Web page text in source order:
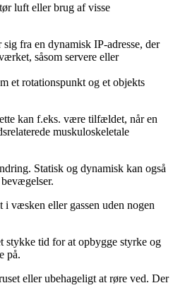
luft eller brug af visse
fra en dynamisk IP-adresse, der
såsom servere eller
et rotationspunkt og et objekts
kan f.eks. være tilfældet, når en
muskuloskeletale
Statisk og dynamisk kan også
væsken eller gassen uden nogen
stykke tid for at opbygge styrke og
på.
eller ubehageligt at røre ved. Der